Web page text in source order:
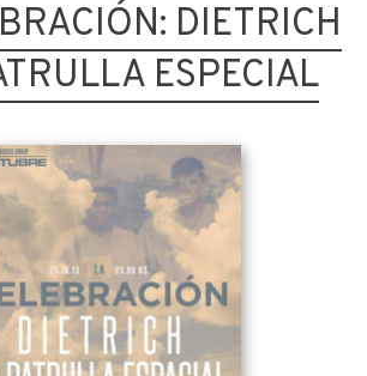
DIETRICH
ESPECIAL